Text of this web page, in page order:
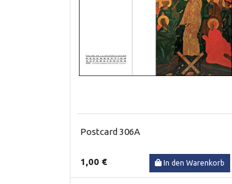
Postcard 306A
1,00 € In den Warenkorb